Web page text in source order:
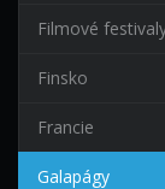
Filmové
Finsko
Francie
Galapágy